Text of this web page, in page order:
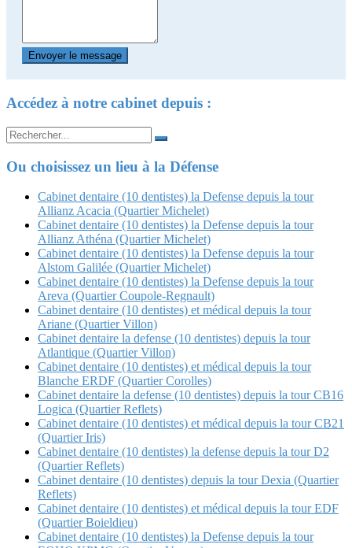
Accédez à notre cabinet depuis :
Search
for:
Ou choisissez un lieu à la Défense
Cabinet dentaire (10 dentistes) la Defense depuis la tour
Allianz Acacia (Quartier Michelet)
Cabinet dentaire (10 dentistes) la Defense depuis la tour
Allianz Athéna (Quartier Michelet)
Cabinet dentaire (10 dentistes) la Defense depuis la tour
Alstom Galilée (Quartier Michelet)
Cabinet dentaire (10 dentistes) la Defense depuis la tour
Areva (Quartier Coupole-Regnault)
Cabinet dentaire (10 dentistes) et médical depuis la tour
Ariane (Quartier Villon)
Cabinet dentaire la defense (10 dentistes) depuis la tour
Atlantique (Quartier Villon)
Cabinet dentaire (10 dentistes) et médical depuis la tour
Blanche ERDF (Quartier Corolles)
Cabinet dentaire la defense (10 dentistes) depuis la tour CB16
Logica (Quartier Reflets)
Cabinet dentaire (10 dentistes) et médical depuis la tour CB21
(Quartier Iris)
Cabinet dentaire (10 dentistes) la defense depuis la tour D2
(Quartier Reflets)
Cabinet dentaire (10 dentistes) depuis la tour Dexia (Quartier
Reflets)
Cabinet dentaire (10 dentistes) et médical depuis la tour EDF
(Quartier Boieldieu)
Cabinet dentaire (10 dentistes) la Defense depuis la tour